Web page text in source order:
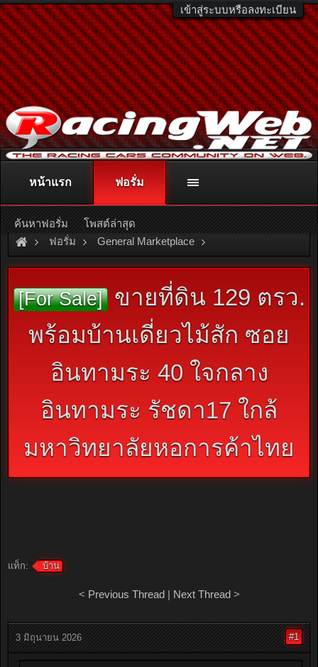
เข้าสู่ระบบหรือลงทะเบียน
ติดต่อลงโฆษณา racingweb@gmail.comหรือโทร. 081-811-1138
หรืออ่านรายละเอียดเพิ่มเติม คลิกที่นี่
ฟอรั่ม General Marketplace
สินค้าทั่วไป ไม่มีหมวดหมู่
[For Sale] ขายที่ดิน 129 ตรว.
พร้อมบ้านเดี่ยวไม้สัก ซอย
อินทามระ 40 ใจกลาง
อินทามระ รัชดา17 ใกล้
มหาวิทยาลัยหอการค้าไทย
แท็ก: บ้าน
< Previous Thread| Next Thread>
3 มิถุนายน 2026 #1
หน้าแรก ฟอรั่ม
ค้นหาฟอรั่ม โพสต์ล่าสุด